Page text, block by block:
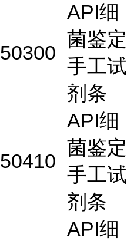
50300
API细
菌鉴定
手工试
剂条
50410
API细
菌鉴定
手工试
剂条
API细